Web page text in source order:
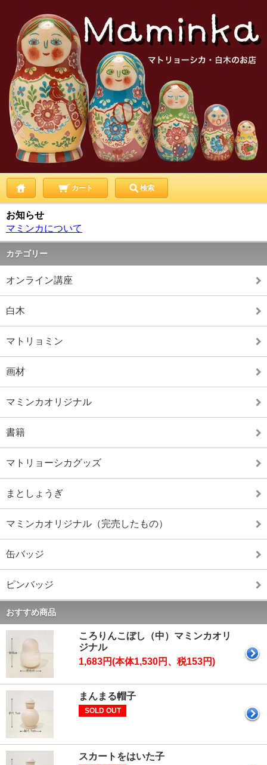
カート 検索
お知らせ
マミンカについて
カテゴリー
オンライン講座
白木
マトリョミン
画材
マミンカオリジナル
書籍
マトリョーシカグッズ
まとしょうぎ
マミンカオリジナル（完売したもの）
缶バッジ
ピンバッジ
おすすめ商品
ころりんこぼし（中）マミンカオリ
ジナル
1,683円(本体1,530円、税153円)
まんまる帽子
SOLD OUT
スカートをはいた子